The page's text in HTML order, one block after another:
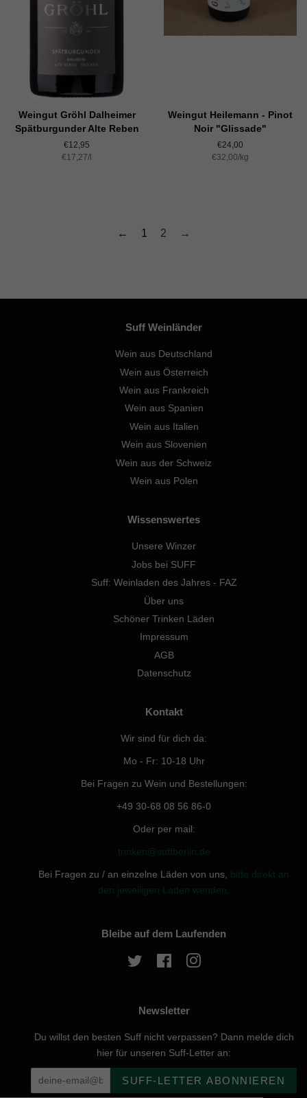
Weingut Gröhl Dalheimer
Spätburgunder Alte Reben
Normaler
Preis
€12,95
Einzelpreis
€17,27/
Weingut Heilemann - Pinot
Noir "Glissade"
Normaler
Preis
€24,00
Einzelpreis
€32,00/pro
kg
← 1 2 →
Suff Weinländer
Wein aus Deutschland
Wein aus Österreich
Wein aus Frankreich
Wein aus Spanien
Wein aus Italien
Wein aus Slovenien
Wein aus der Schweiz
Wein aus Polen
Wissenswertes
Unsere Winzer
Jobs bei SUFF
Suff: Weinladen des Jahres - FAZ
Über uns
Schöner Trinken Läden
Impressum
AGB
Datenschutz
Kontakt
Wir sind für dich da:
Mo - Fr: 10-18 Uhr
Bei Fragen zu Wein und Bestellungen:
+49 30-68 08 56 86-0
Oder per mail:
trinken@suffberlin.de
Bei Fragen zu / an einzelne Läden von uns, bitte direkt an
den jeweiligen Laden wenden.
Bleibe auf dem Laufenden
Twitter Facebook
Newsletter
Du willst den besten Suff nicht verpassen? Dann melde dich
hier für unseren Suff-Letter an:
SUFF-LETTER ABONNIEREN